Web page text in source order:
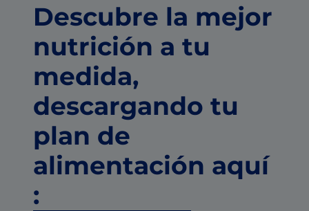
Descubre la mejor
nutrición a tu
medida,
descargando tu
plan de
alimentación aquí
: